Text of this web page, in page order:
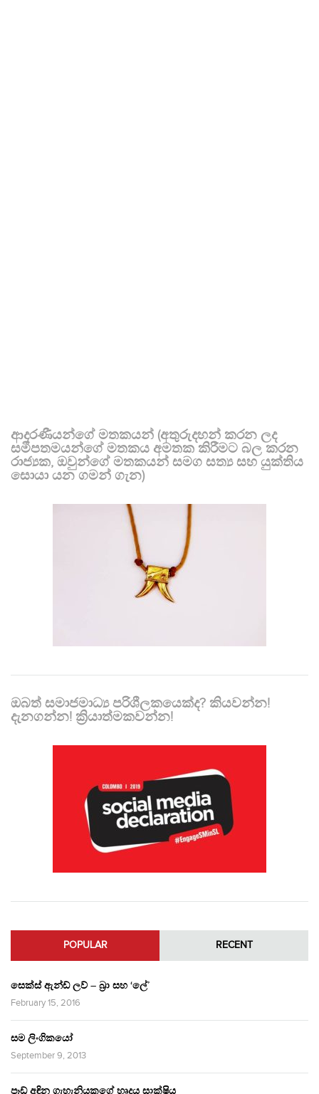
ආදරණීයන්ගේ මතකයන් (අතුරුදහන් කරන ලද
සමීපතමයන්ගේ මතකය අමතක කිරීමට බල කරන
රාජ්‍යක, ඔවුන්ගේ මතකයන් සමග සත්‍ය සහ යුක්තිය
සොයා යන ගමන් ගැන)
ඔබත් සමාජමාධ්‍ය පරිශීලකයෙක්ද? කියවන්න!
දැනගන්න! ක්‍රියාත්මකවන්න!
POPULAR RECENT
සෙක්ස් ඇන්ඩ් ලව් – බ්‍රා සහ ‘ලේ’
February 15, 2016
සම ලිංගිකයෝ
September 9, 2013
පෑඩ් අඳින ගැහැනියකගේ හෘදය සාක්ෂිය